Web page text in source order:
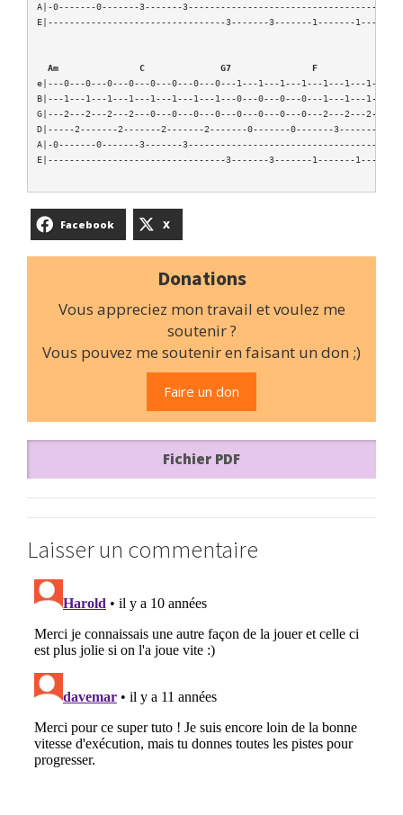
A|-0-------0-------3-------
E|---------------------------------3-------3-------1-------
Am               C              G7               F
e|---0---0---0---0---0---0---0---0---1---1---1---1---1---1---1---
B|---1---1---1---1---1---1---1---1---0---0---0---0---1---1---1---
G|---2---2---2---2---0---0---0---0---0---0---0---0---2---2---2---
D|-----2-------2-------2-------2-------0-------0-------3-------
A|-0-------0-------3-------
Facebook X
Donations
Vous appreciez mon travail et voulez me
soutenir ?
Vous pouvez me soutenir en faisant un don ;)
Faire un don
Fichier PDF
Laisser un commentaire